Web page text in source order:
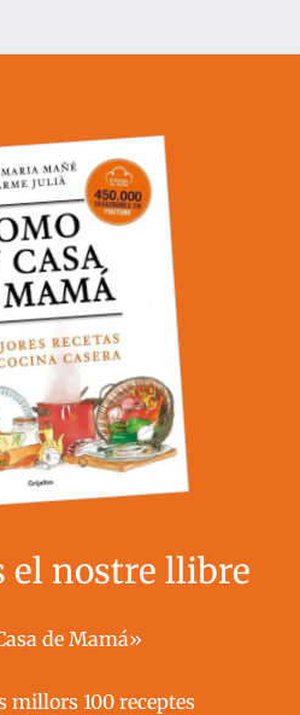
el nostre llibre
de Mamá»
millors 100 receptes